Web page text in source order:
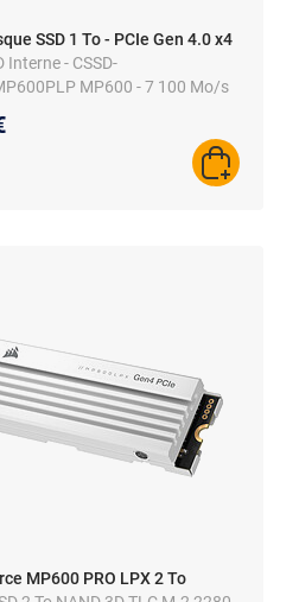
SSD 1 To - PCIe Gen 4.0 x4
Interne - CSSD-
MP600 - 7 100 Mo/s
AJOUTER
MP600 PRO LPX 2 To